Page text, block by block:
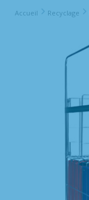
Accueil Recyclage